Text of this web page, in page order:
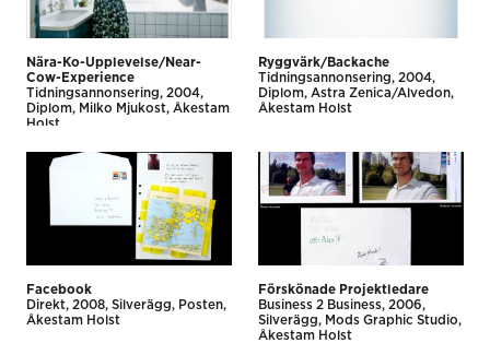
Nära-Ko-Upplevelse/Near-
Cow-Experience
Tidnings­annonsering
2004
Diplom
Milko Mjukost
Åkestam
Holst
Ryggvärk/Backache
Tidnings­annonsering
2004
Diplom
Astra Zenica/Alvedon
Åkestam Holst
Facebook
Direkt 2008 Silverägg
Posten
Åkestam Holst
Förskönade Projektledare
Business 2 Business 2006
Silverägg
Mods Graphic Studio
Åkestam Holst